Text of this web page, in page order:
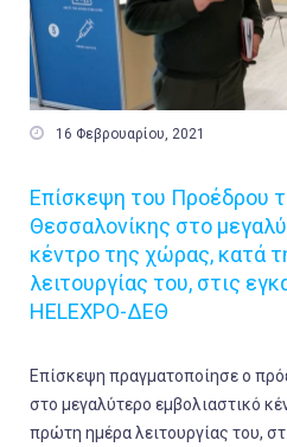
 16 Φεβρουαρίου, 2021
Επίσκεψη του Προέδρου
Θεσσαλονίκης στο
κέντρο της χώρας, κατά
λειτουργίας του, στις
HELEXPO-ΔΕΘ
Επίσκεψη πραγματοποίησε ο
στο μεγαλύτερο εμβολιαστικό
πρώτη ημέρα λειτουργίας του,